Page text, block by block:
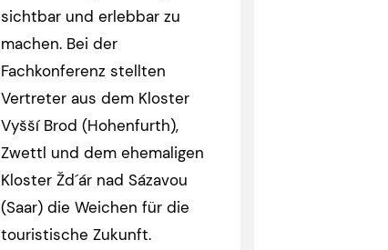
sichtbar und erlebbar zu
machen. Bei der
Fachkonferenz stellten
Vertreter aus dem Kloster
Vyšší Brod (Hohenfurth),
Zwettl und dem ehemaligen
Kloster Žd´ár nad Sázavou
(Saar) die Weichen für die
touristische Zukunft.